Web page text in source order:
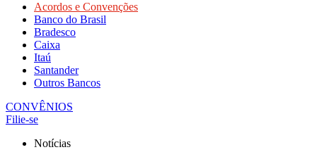
Acordos e Convenções
Banco do Brasil
Bradesco
Caixa
Itaú
Santander
Outros Bancos
CONVÊNIOS
Filie-se
Notícias